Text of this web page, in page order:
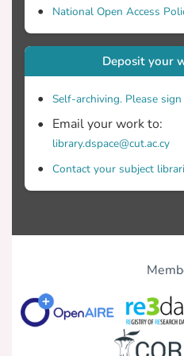
National Open Access
Deposit your
Self-archiving. Please
Email your work to:
library.dspace@cut.ac.cy
Contact your subject